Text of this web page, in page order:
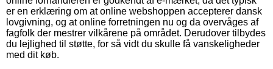
er en erklæring om at online webshoppen accepterer dansk
lovgivning, og at online forretningen nu og da overvåges af
fagfolk der mestrer vilkårene på området. Derudover tilbydes
du lejlighed til støtte, for så vidt du skulle få vanskeligheder
med dit køb.